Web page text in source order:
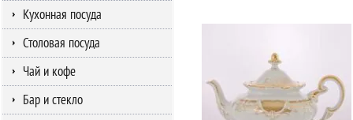
Кухонная посуда
Столовая посуда
Чай и кофе
Бар и стекло